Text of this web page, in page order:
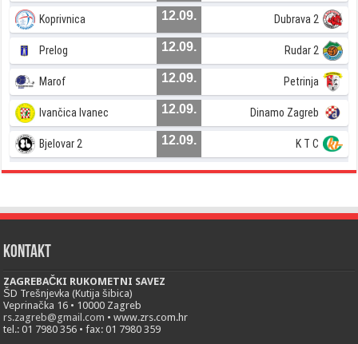
Koprivnica 12.09. Dubrava 2
Prelog 12.09. Rudar 2
Marof 12.09. Petrinja
Ivančica Ivanec 12.09. Dinamo Zagreb
Bjelovar 2 12.09. K T C
Kontakt
ZAGREBAČKI RUKOMETNI SAVEZ
ŠD Trešnjevka (Kutija šibica)
Veprinačka 16 • 10000 Zagreb
rs.zagreb@gmail.com • www.zrs.com.hr
tel.: 01 7980 356 • fax: 01 7980 359